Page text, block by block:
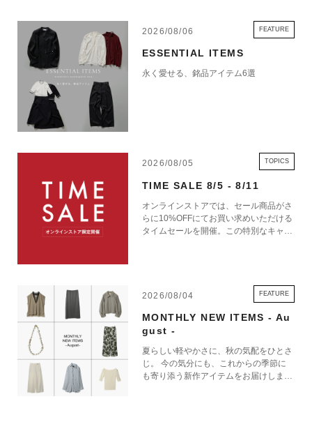
2026/08/06 FEATURE
ESSENTIAL ITEMS
永く愛せる、銘品アイテム6選
2026/08/05 TOPICS
TIME SALE 8/5 - 8/11
オンラインストアでは、セール商品がさ
らに10%OFFにてお買い求めいただける
タイムセールを開催。この特別なキャン
2026/08/04 FEATURE
MONTHLY NEW ITEMS - Au
gust -
夏らしい軽やかさに、秋の気配をひとさ
じ。 今の気分にも、これからの季節に
も寄り添う新作アイテムをお届けしま